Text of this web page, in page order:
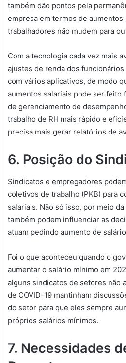
também dão pontos pela
empresa em termos de aumentos
trabalhadores não mudem para
Com a tecnologia cada vez mais
ajustes de renda dos
com vários aplicativos, de modo
aumentos salariais pode ser feito
de gerenciamento de
trabalho de RH mais rápido e
precisa mais gerar relatórios de
6. Posição do
Sindicatos e empregadores
coletivos de trabalho (PKB) para
salariais. Não só isso, por meio
também podem influenciar as
atuam pedindo aumento de
Foi o que aconteceu quando o
aumentar o salário mínimo em
alguns sindicatos de setores não
de COVID-19 mantinham
do setor para que eles sempre
próprios salários mínimos.
7. Necessidades